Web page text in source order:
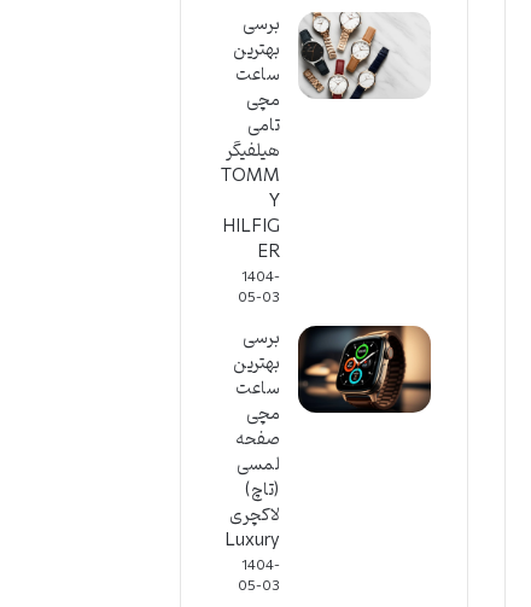
برسی
بهترین
ساعت
مچی
تامی
هیلفیگر
TOMM
Y
HILFIG
ER
1404-
05-03
برسی
بهترین
ساعت
مچی
صفحه
لمسی
(تاچ)
لاکچری
Luxury
1404-
05-03